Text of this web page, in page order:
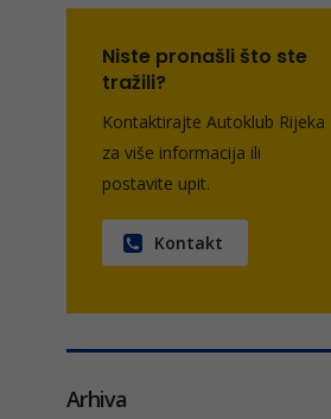
Niste pronašli što ste
tražili?
Kontaktirajte Autoklub Rijeka
za više informacija ili
postavite upit.
Kontakt
Arhiva